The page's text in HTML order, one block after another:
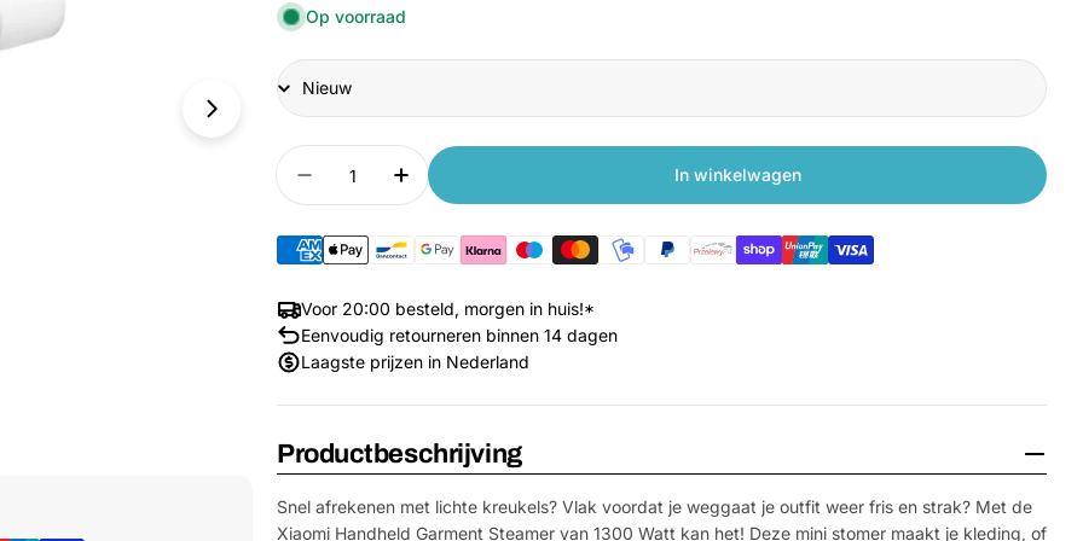
Media 1 openen in venster Media 2
Op voorraad
Conditie
Aantal
Aantal verlagen voor Xiaomi Draagbare Kledingstomer
Aantal verhogen voor Xiaomi Draagbare Kledingstomer
In winkelwagen
Voor 20:00 besteld, morgen in huis!*
Eenvoudig retourneren binnen 14 dagen
Laagste prijzen in Nederland
Productbeschrijving
Snel afrekenen met lichte kreukels? Vlak voordat je weggaat je outfit weer fris en strak? Met de
Xiaomi Handheld Garment Steamer van 1300 Watt kan het! Deze mini stomer maakt je kleding, of